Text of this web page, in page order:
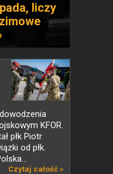
liczy
KFOR.
płk Piotr
od płk.
Czytaj całość »